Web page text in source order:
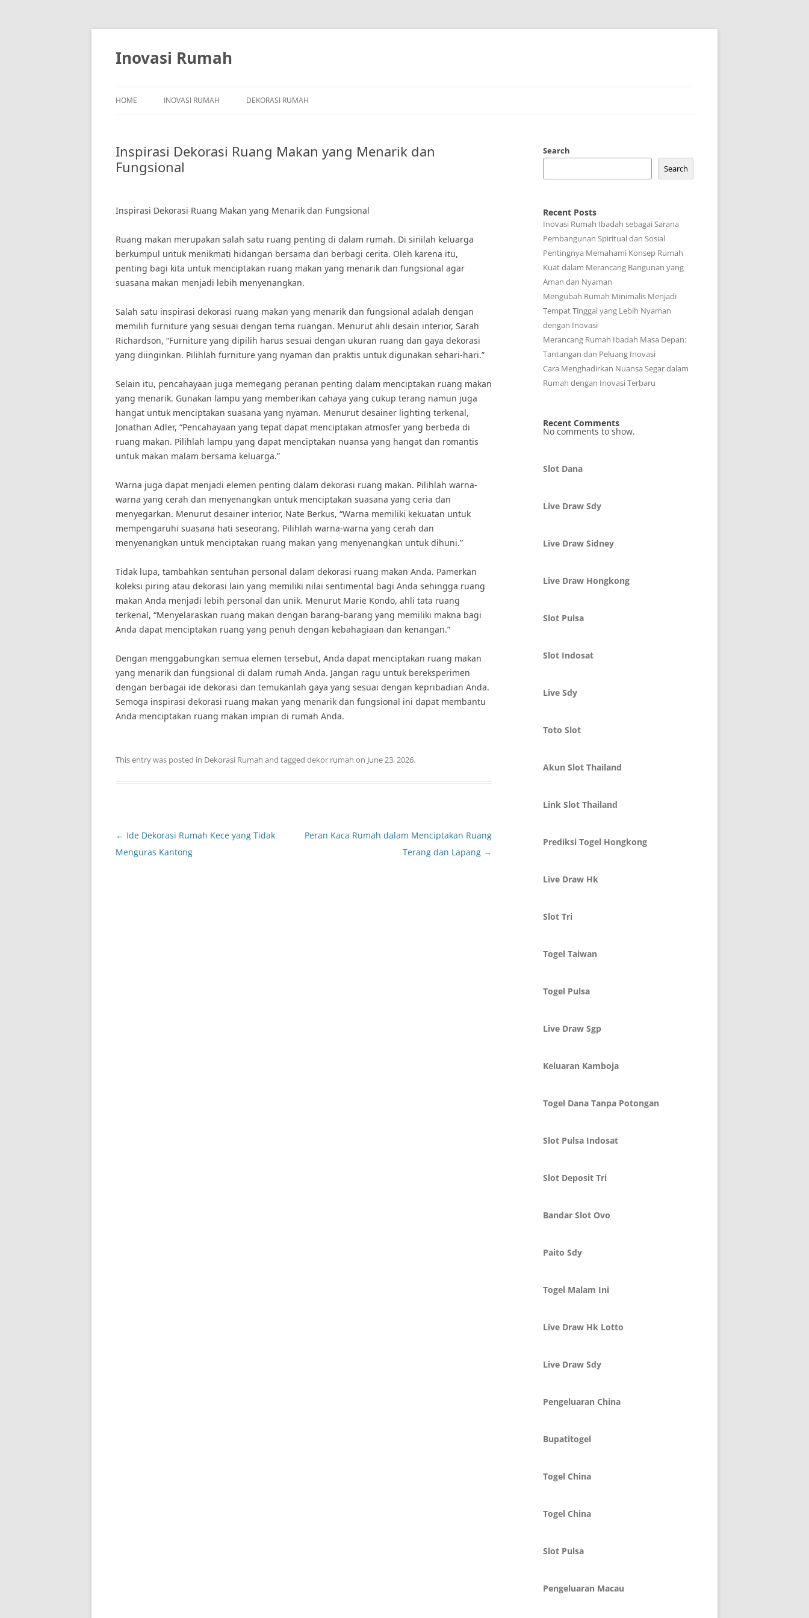
Skip
Inovasi Rumah
HOME INOVASI RUMAH DEKORASI RUMAH
Inspirasi Dekorasi Ruang Makan yang Menarik dan
Fungsional
Inspirasi Dekorasi Ruang Makan yang Menarik dan Fungsional
Ruang makan merupakan salah satu ruang penting di dalam rumah. Di sinilah keluarga
berkumpul untuk menikmati hidangan bersama dan berbagi cerita. Oleh karena itu,
penting bagi kita untuk menciptakan ruang makan yang menarik dan fungsional agar
suasana makan menjadi lebih menyenangkan.
Salah satu inspirasi dekorasi ruang makan yang menarik dan fungsional adalah dengan
memilih furniture yang sesuai dengan tema ruangan. Menurut ahli desain interior, Sarah
Richardson, “Furniture yang dipilih harus sesuai dengan ukuran ruang dan gaya dekorasi
yang diinginkan. Pilihlah furniture yang nyaman dan praktis untuk digunakan sehari-hari.”
Selain itu, pencahayaan juga memegang peranan penting dalam menciptakan ruang makan
yang menarik. Gunakan lampu yang memberikan cahaya yang cukup terang namun juga
hangat untuk menciptakan suasana yang nyaman. Menurut desainer lighting terkenal,
Jonathan Adler, “Pencahayaan yang tepat dapat menciptakan atmosfer yang berbeda di
ruang makan. Pilihlah lampu yang dapat menciptakan nuansa yang hangat dan romantis
untuk makan malam bersama keluarga.”
Warna juga dapat menjadi elemen penting dalam dekorasi ruang makan. Pilihlah warna-
warna yang cerah dan menyenangkan untuk menciptakan suasana yang ceria dan
menyegarkan. Menurut desainer interior, Nate Berkus, “Warna memiliki kekuatan untuk
mempengaruhi suasana hati seseorang. Pilihlah warna-warna yang cerah dan
menyenangkan untuk menciptakan ruang makan yang menyenangkan untuk dihuni.”
Tidak lupa, tambahkan sentuhan personal dalam dekorasi ruang makan Anda. Pamerkan
koleksi piring atau dekorasi lain yang memiliki nilai sentimental bagi Anda sehingga ruang
makan Anda menjadi lebih personal dan unik. Menurut Marie Kondo, ahli tata ruang
terkenal, “Menyelaraskan ruang makan dengan barang-barang yang memiliki makna bagi
Anda dapat menciptakan ruang yang penuh dengan kebahagiaan dan kenangan.”
Dengan menggabungkan semua elemen tersebut, Anda dapat menciptakan ruang makan
yang menarik dan fungsional di dalam rumah Anda. Jangan ragu untuk bereksperimen
dengan berbagai ide dekorasi dan temukanlah gaya yang sesuai dengan kepribadian Anda.
Semoga inspirasi dekorasi ruang makan yang menarik dan fungsional ini dapat membantu
Anda menciptakan ruang makan impian di rumah Anda.
This entry was posted in Dekorasi Rumah and tagged dekor rumah on June 23, 2026.
Post
navigation
← Ide Dekorasi Rumah Kece yang Tidak
Menguras Kantong
Peran Kaca Rumah dalam Menciptakan Ruang
Terang dan Lapang →
Search
Search
Recent Posts
Inovasi Rumah Ibadah sebagai Sarana
Pembangunan Spiritual dan Sosial
Pentingnya Memahami Konsep Rumah
Kuat dalam Merancang Bangunan yang
Aman dan Nyaman
Mengubah Rumah Minimalis Menjadi
Tempat Tinggal yang Lebih Nyaman
dengan Inovasi
Merancang Rumah Ibadah Masa Depan:
Tantangan dan Peluang Inovasi
Cara Menghadirkan Nuansa Segar dalam
Rumah dengan Inovasi Terbaru
Recent Comments
No comments to show.
Slot Dana
Live Draw Sdy
Live Draw Sidney
Live Draw Hongkong
Slot Pulsa
Slot Indosat
Live Sdy
Toto Slot
Akun Slot Thailand
Link Slot Thailand
Prediksi Togel Hongkong
Live Draw Hk
Slot Tri
Togel Taiwan
Togel Pulsa
Live Draw Sgp
Keluaran Kamboja
Togel Dana Tanpa Potongan
Slot Pulsa Indosat
Slot Deposit Tri
Bandar Slot Ovo
Paito Sdy
Togel Malam Ini
Live Draw Hk Lotto
Live Draw Sdy
Pengeluaran China
Bupatitogel
Togel China
Togel China
Slot Pulsa
Pengeluaran Macau